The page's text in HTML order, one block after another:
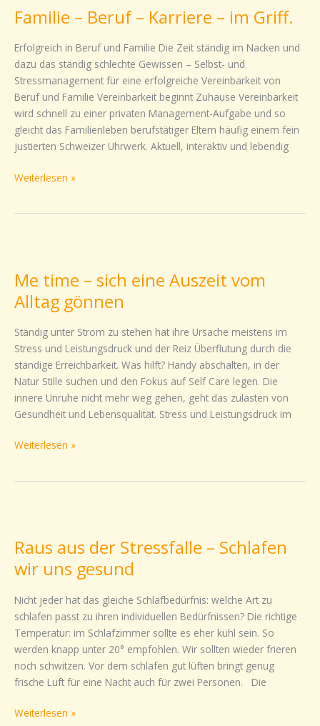
Familie – Beruf – Karriere – im Griff.
Erfolgreich in Beruf und Familie Die Zeit ständig im Nacken und
dazu das ständig schlechte Gewissen – Selbst- und
Stressmanagement für eine erfolgreiche Vereinbarkeit von
Beruf und Familie Vereinbarkeit beginnt Zuhause Vereinbarkeit
wird schnell zu einer privaten Management-Aufgabe und so
gleicht das Familienleben berufstätiger Eltern häufig einem fein
justierten Schweizer Uhrwerk. Aktuell, interaktiv und lebendig
Beruf
Karriere
–
im
Griff.
Weiterlesen »
Me time – sich eine Auszeit vom
Alltag gönnen
Ständig unter Strom zu stehen hat ihre Ursache meistens im
Stress und Leistungsdruck und der Reiz Überflutung durch die
ständige Erreichbarkeit. Was hilft? Handy abschalten, in der
Natur Stille suchen und den Fokus auf Self Care legen. Die
innere Unruhe nicht mehr weg gehen, geht das zulasten von
Gesundheit und Lebensqualität. Stress und Leistungsdruck im
–
sich
eine
Auszeit
vom
Alltag
gönnen
Weiterlesen »
Raus aus der Stressfalle – Schlafen
wir uns gesund
Nicht jeder hat das gleiche Schlafbedürfnis: welche Art zu
schlafen passt zu ihren individuellen Bedürfnissen? Die richtige
Temperatur: im Schlafzimmer sollte es eher kühl sein. So
werden knapp unter 20° empfohlen. Wir sollten wieder frieren
noch schwitzen. Vor dem schlafen gut lüften bringt genug
frische Luft für eine Nacht auch für zwei Personen. Die
der
Stressfalle
–
Schlafen
wir
uns
gesund
Weiterlesen »